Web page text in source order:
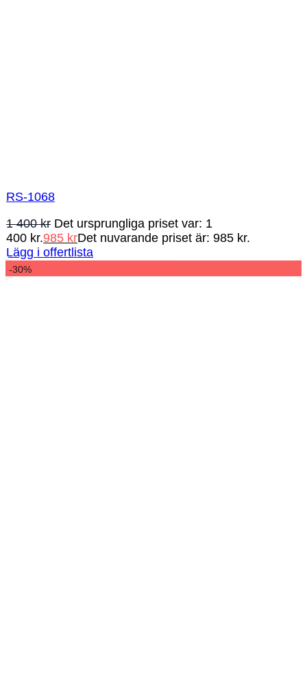
RS-1068
1 400kr Det ursprungliga priset var: 1
400 kr.985 krDet nuvarande priset är: 985 kr.
Lägg i offertlista
-30%